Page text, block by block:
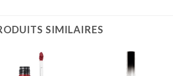
SIMILAIRES